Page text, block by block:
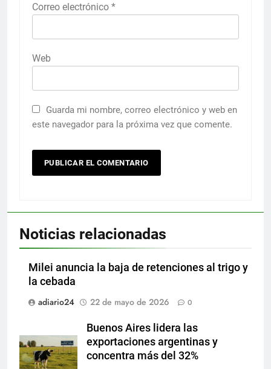
Correo electrónico *
Web
Guarda mi nombre, correo electrónico y web en
este navegador para la próxima vez que comente.
Noticias relacionadas
Milei anuncia la baja de retenciones al trigo y
la cebada
adiario24
22 de mayo de 2026 0
Buenos Aires lidera las
exportaciones argentinas y
concentra más del 32%